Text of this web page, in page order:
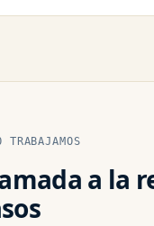
a la